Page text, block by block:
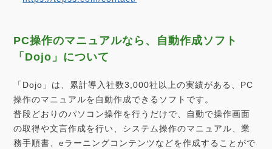
PC操作のマニュアルなら、自動作成ソフト
「Dojo」について
「Dojo」は、累計導入社数3,000社以上の実績がある、PC
操作のマニュアルを自動作成できるソフトです。
普段どおりのパソコン操作を行うだけで、自動で操作画面
の取得や文言作成を行い、システム操作のマニュアル、業
務手順書、eラーニングコンテンツなどを作成することがで